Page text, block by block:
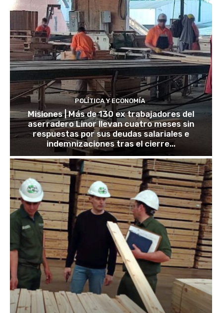
POLÍTICA Y ECONOMÍA
Misiones | Más de 130 ex trabajadores del
aserradero Linor llevan cuatro meses sin
respuestas por sus deudas salariales e
indemnizaciones tras el cierre...